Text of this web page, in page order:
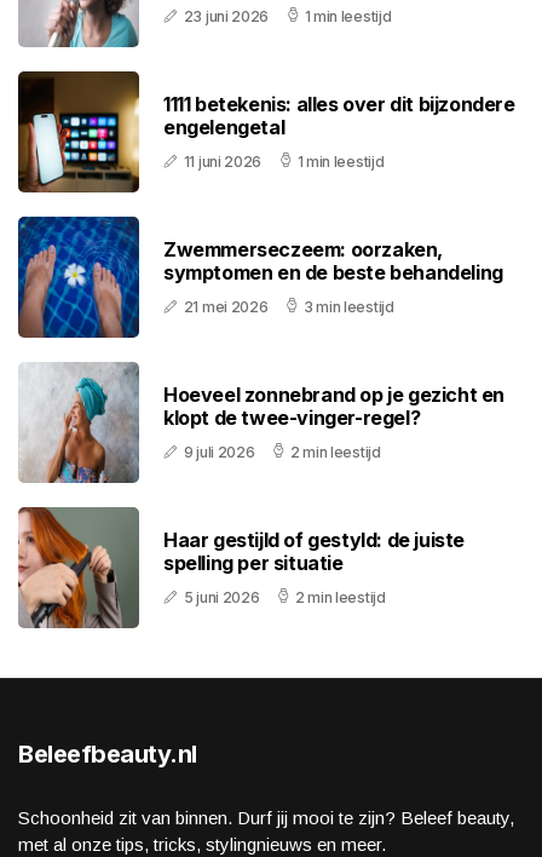
23 juni 2026 1 min leestijd
1111 betekenis: alles over dit bijzondere
engelengetal
11 juni 2026 1 min leestijd
Zwemmerseczeem: oorzaken,
symptomen en de beste behandeling
21 mei 2026 3 min leestijd
Hoeveel zonnebrand op je gezicht en
klopt de twee-vinger-regel?
9 juli 2026 2 min leestijd
Haar gestijld of gestyld: de juiste
spelling per situatie
5 juni 2026 2 min leestijd
Beleefbeauty.nl
Schoonheid zit van binnen. Durf jij mooi te zijn? Beleef beauty,
met al onze tips, tricks, stylingnieuws en meer.